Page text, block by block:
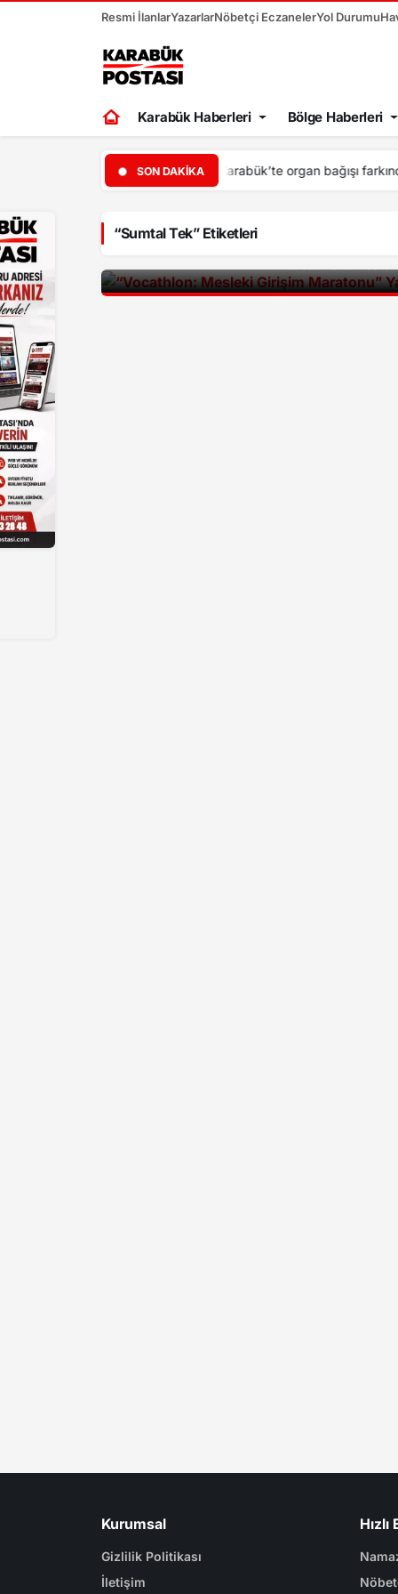
Resmi İlanlarYazarlarNöbetçi EczanelerYol Durumu
Karabük Haberleri Bölge Haberleri
SON DAKIKA
“Sumtal Tek” Etiketleri
Kurumsal
Gizlilik Politikası
İletişim